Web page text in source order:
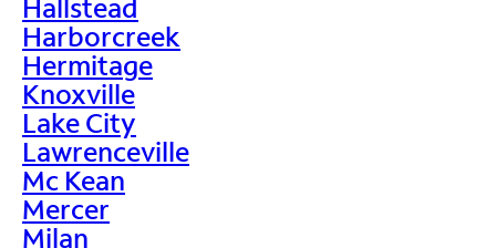
Hallstead
Harborcreek
Hermitage
Knoxville
Lake City
Lawrenceville
Mc Kean
Mercer
Milan